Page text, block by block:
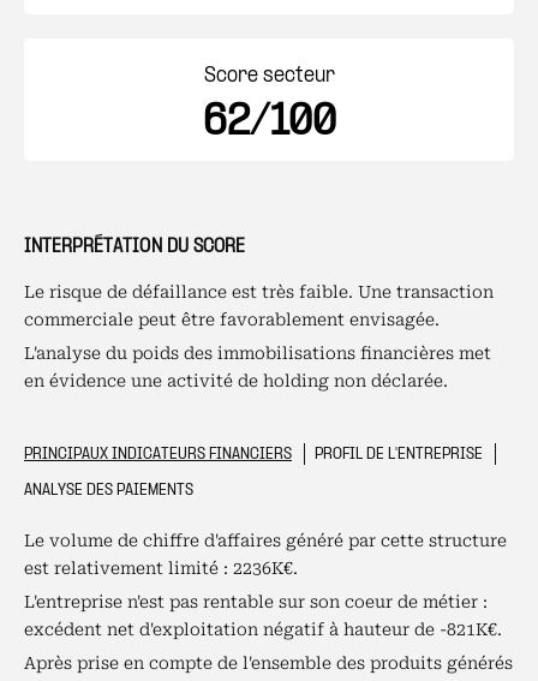
Score secteur
62/100
INTERPRÉTATION DU SCORE
Le risque de défaillance est très faible. Une transaction
commerciale peut être favorablement envisagée.
L'analyse du poids des immobilisations financières met
en évidence une activité de holding non déclarée.
PRINCIPAUX INDICATEURS FINANCIERS
PROFIL DE L'ENTREPRISE
ANALYSE DES PAIEMENTS
Le volume de chiffre d'affaires généré par cette structure
est relativement limité : 2236K€.
L'entreprise n'est pas rentable sur son coeur de métier :
excédent net d'exploitation négatif à hauteur de -821K€.
Après prise en compte de l'ensemble des produits générés